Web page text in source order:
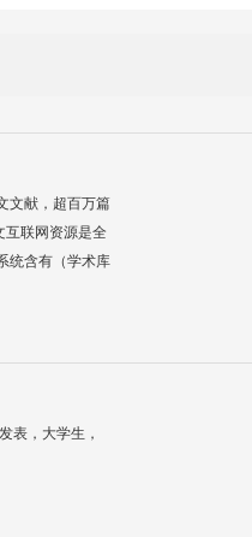
文献，超百万篇
联网资源是全
统含有（学术库
表，大学生，